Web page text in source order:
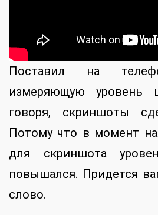
Поставил на
измеряющую уровень
говоря, скриншоты
Потому что в момент
для скриншота
повышался. Придется
слово.